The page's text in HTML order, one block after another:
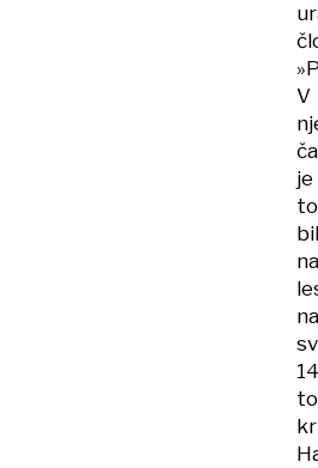
V
je
to
bil
na
14